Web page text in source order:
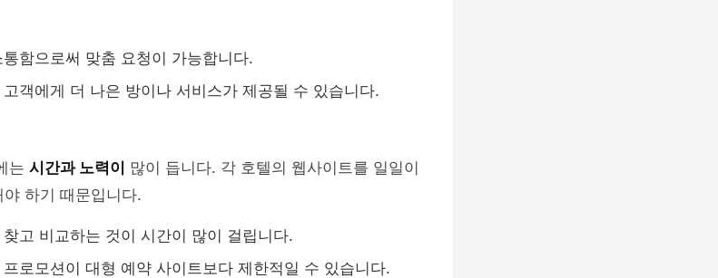
함으로써 맞춤 요청이 가능합니다.
객에게 더 나은 방이나 서비스가 제공될 수 있습니다.
는 시간과 노력이
많이 듭니다. 각 호텔의 웹사이트를 일일이
하기 때문입니다.
고 비교하는 것이 시간이 많이 걸립니다.
로모션이 대형 예약 사이트보다 제한적일 수 있습니다.